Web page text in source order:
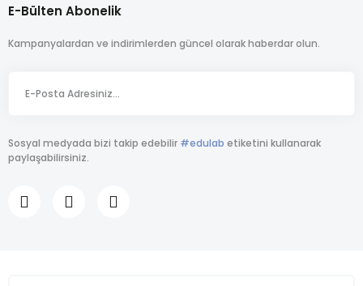
E-Bülten Abonelik
Kampanyalardan ve indirimlerden güncel olarak haberdar olun.
Sosyal medyada bizi takip edebilir #edulab etiketini kullanarak
paylaşabilirsiniz.